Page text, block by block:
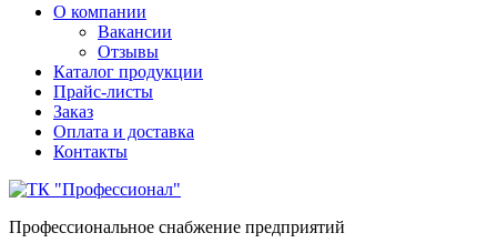
О компании
Вакансии
Отзывы
Каталог продукции
Прайс-листы
Заказ
Оплата и доставка
Контакты
Профессиональное снабжение предприятий